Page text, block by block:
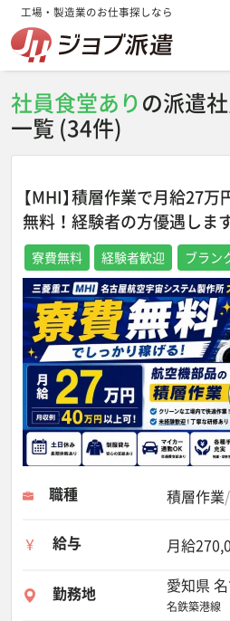
工場・製造業のお仕事探しなら
社員食堂ありの派遣
一覧 (34件)
【MHI】積層作業で月給27
無料！経験者の方優遇しま
寮費無料 経験者歓迎 ブラン
職種 積層作業
給与 月給
勤務地 愛知県
名鉄築港線